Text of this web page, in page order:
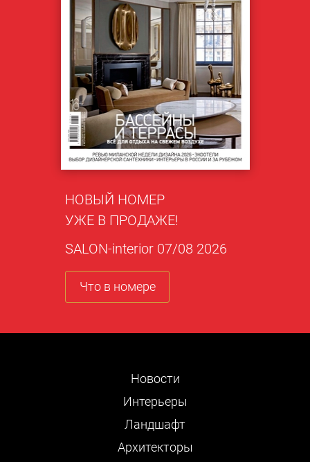
НОВЫЙ НОМЕР
УЖЕ В ПРОДАЖЕ!
SALON-interior 07/08 2026
Что в номере
Новости
Интерьеры
Ландшафт
Архитекторы